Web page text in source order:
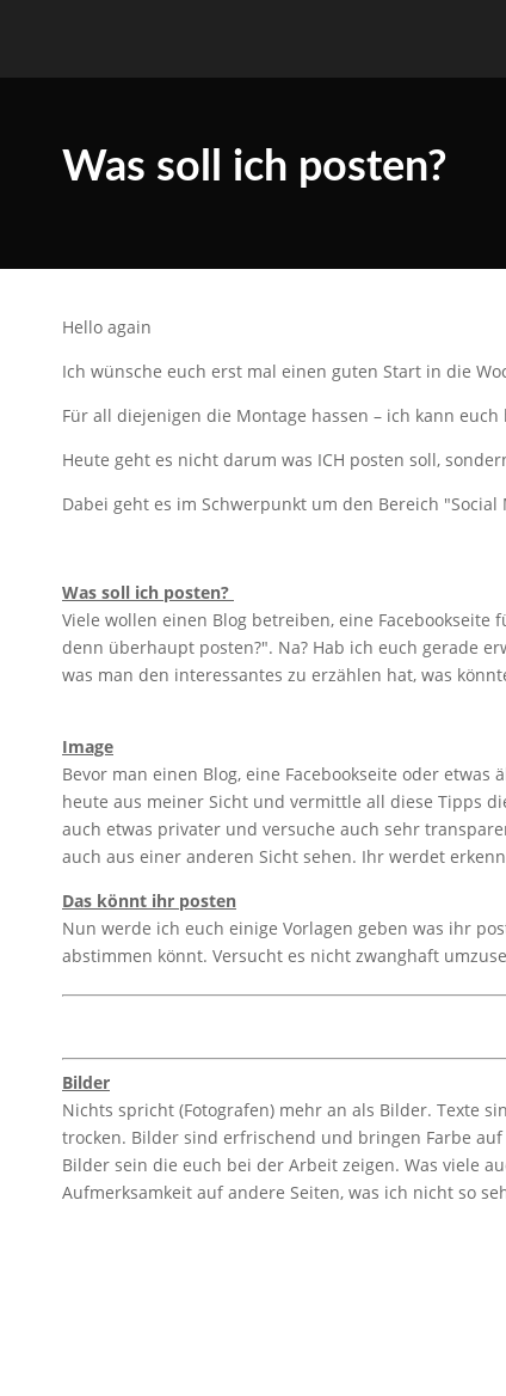
Was soll ich posten?
Hello again
Ich wünsche euch erst mal einen guten Start in die
Für all diejenigen die Montage hassen – ich kann
Heute geht es nicht darum was ICH posten soll,
Dabei geht es im Schwerpunkt um den Bereich "Social
Was soll ich posten?
Viele wollen einen Blog betreiben, eine
denn überhaupt posten?". Na? Hab ich euch gerade
was man den interessantes zu erzählen hat, was
Image
Bevor man einen Blog, eine Facebookseite oder
heute aus meiner Sicht und vermittle all diese Tipps
auch etwas privater und versuche auch sehr
auch aus einer anderen Sicht sehen. Ihr werdet
Das könnt ihr posten
Nun werde ich euch einige Vorlagen geben was ihr
abstimmen könnt. Versucht es nicht zwanghaft
Bilder
Nichts spricht (Fotografen) mehr an als Bilder. Texte
trocken. Bilder sind erfrischend und bringen Farbe
Bilder sein die euch bei der Arbeit zeigen. Was viele
Aufmerksamkeit auf andere Seiten, was ich nicht so